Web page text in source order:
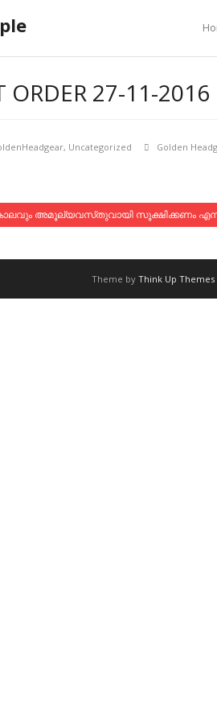
ORDER 27-11-2016
, Uncategorized Golden
കോലവും അമൂല്യവസ്‌തുവായി സൂക്ഷിക്കണം
Theme by Think Up Themes